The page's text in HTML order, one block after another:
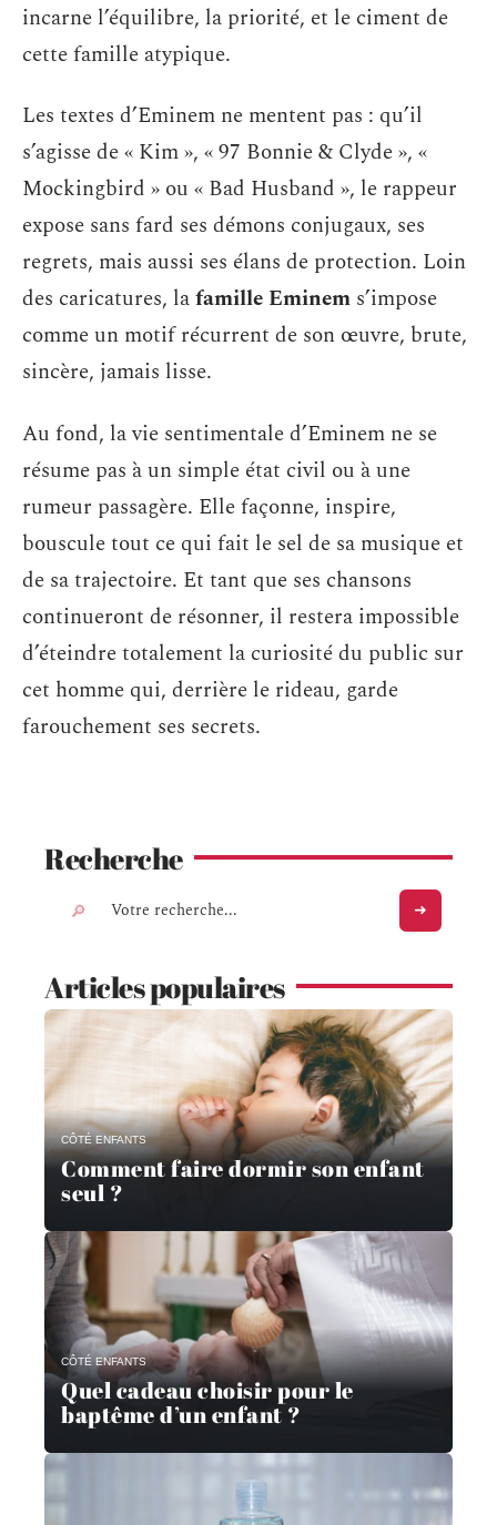
incarne l’équilibre, la priorité, et le ciment de
cette famille atypique.
Les textes d’Eminem ne mentent pas : qu’il
s’agisse de « Kim », « 97 Bonnie & Clyde », «
Mockingbird » ou « Bad Husband », le rappeur
expose sans fard ses démons conjugaux, ses
regrets, mais aussi ses élans de protection. Loin
des caricatures, lafamille Eminem s’impose
comme un motif récurrent de son œuvre, brute,
sincère, jamais lisse.
Au fond, la vie sentimentale d’Eminem ne se
résume pas à un simple état civil ou à une
rumeur passagère. Elle façonne, inspire,
bouscule tout ce qui fait le sel de sa musique et
de sa trajectoire. Et tant que ses chansons
continueront de résonner, il restera impossible
d’éteindre totalement la curiosité du public sur
cet homme qui, derrière le rideau, garde
farouchement ses secrets.
Recherche
Articles populaires
CÔTÉ ENFANTS
Comment faire dormir son enfant
seul ?
CÔTÉ ENFANTS
Quel cadeau choisir pour le
baptême d’un enfant ?